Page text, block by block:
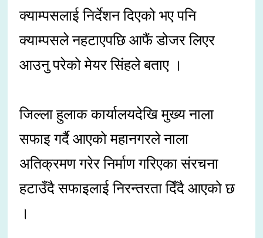
क्याम्पसलाई निर्देशन दिएको भए पनि
क्याम्पसले नहटाएपछि आफैं डोजर लिएर
आउनु परेको मेयर सिंहले बताए ।
जिल्ला हुलाक कार्यालयदेखि मुख्य नाला
सफाइ गर्दै आएको महानगरले नाला
अतिक्रमण गरेर निर्माण गरिएका संरचना
हटाउँदै सफाइलाई निरन्तरता दिँदै आएको छ
।